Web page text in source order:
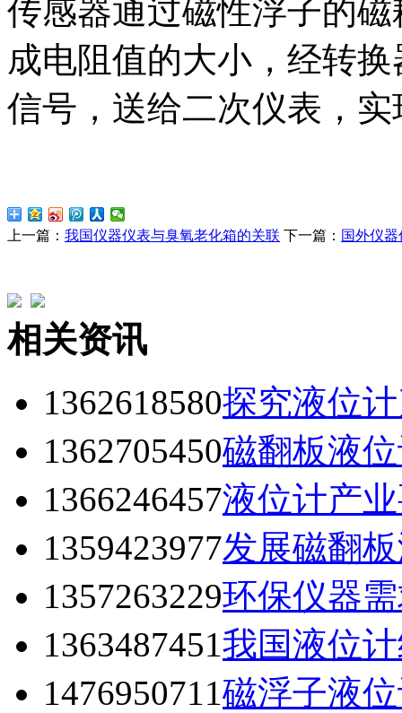
传感器通过磁性浮子的
成电阻值的大小，经转
信号，送给二次仪表，
上一篇： 我国仪器仪表与臭氧老化箱的关联 下一篇： 国外仪
相关资讯
1362618580探究液位
1362705450磁翻板液
1366246457液位计产
1359423977发展磁翻
1357263229环保仪器
1363487451我国液位
1476950711磁浮子液